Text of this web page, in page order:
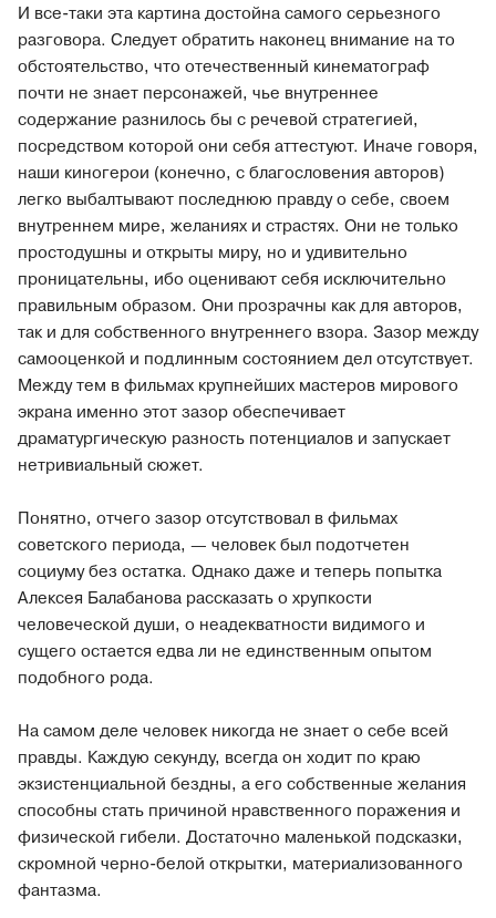
И все-таки эта картина достойна самого серьезного
разговора. Следует обратить наконец внимание на то
обстоятельство, что отечественный кинематограф
почти не знает персонажей, чье внутреннее
содержание разнилось бы с речевой стратегией,
посредством которой они себя аттестуют. Иначе говоря,
наши киногерои (конечно, с благословения авторов)
легко выбалтывают последнюю правду о себе, своем
внутреннем мире, желаниях и страстях. Они не только
простодушны и открыты миру, но и удивительно
проницательны, ибо оценивают себя исключительно
правильным образом. Они прозрачны как для авторов,
так и для собственного внутреннего взора. Зазор между
самооценкой и подлинным состоянием дел отсутствует.
Между тем в фильмах крупнейших мастеров мирового
экрана именно этот зазор обеспечивает
драматургическую разность потенциалов и запускает
нетривиальный сюжет.
Понятно, отчего зазор отсутствовал в фильмах
советского периода, — человек был подотчетен
социуму без остатка. Однако даже и теперь попытка
Алексея Балабанова рассказать о хрупкости
человеческой души, о неадекватности видимого и
сущего остается едва ли не единственным опытом
подобного рода.
На самом деле человек никогда не знает о себе всей
правды. Каждую секунду, всегда он ходит по краю
экзистенциальной бездны, а его собственные желания
способны стать причиной нравственного поражения и
физической гибели. Достаточно маленькой подсказки,
скромной черно-белой открытки, материализованного
фантазма.